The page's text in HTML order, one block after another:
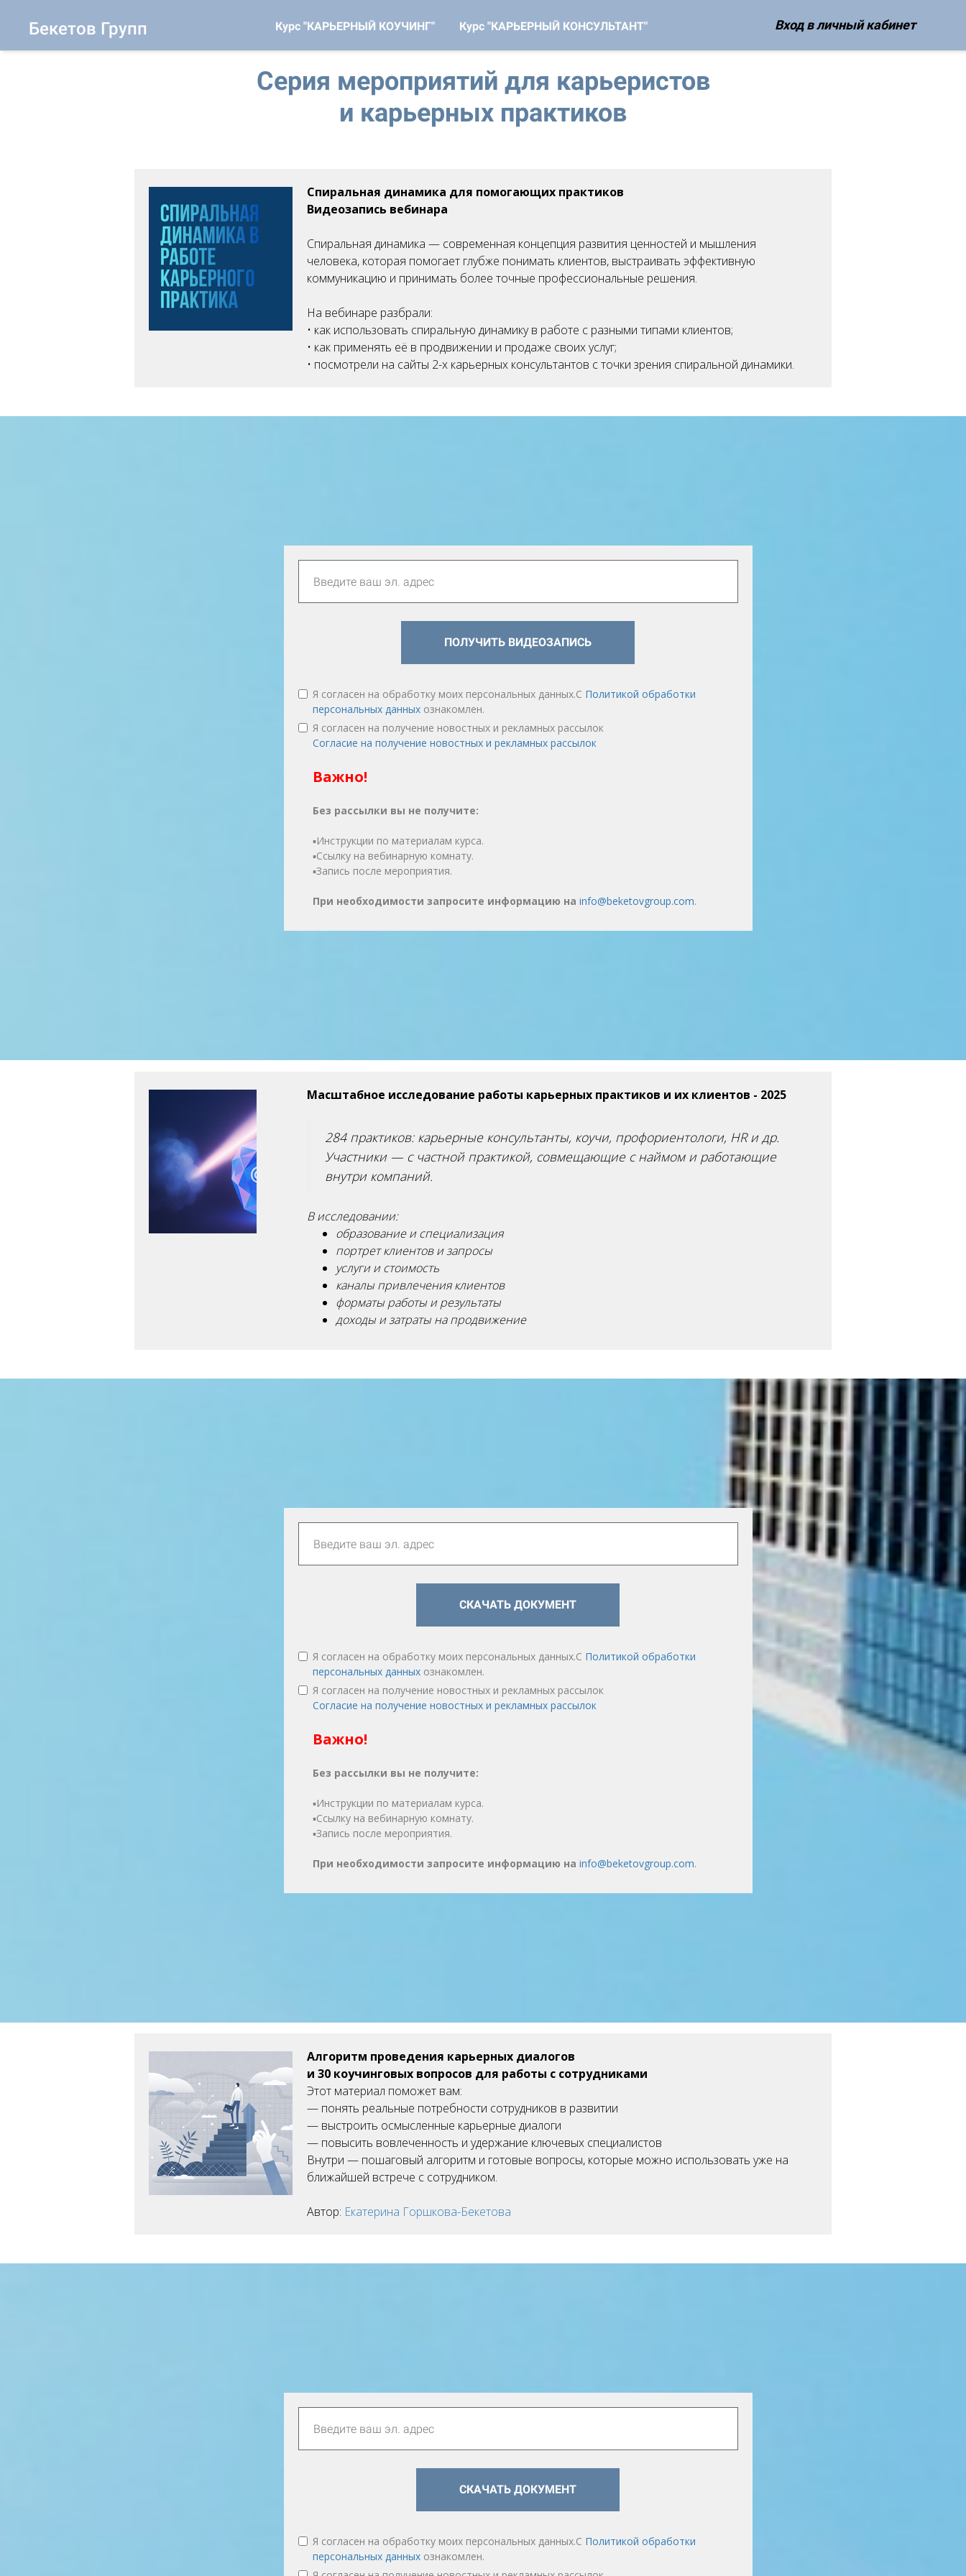
Бекетов Групп Курс "КАРЬЕРНЫЙ КОУЧИНГ" Курс "КАРЬЕРНЫЙ КОНСУЛЬТАНТ" Вход в личный кабинет
Серия мероприятий для карьеристов
и карьерных практиков
Спиральная динамика для помогающих практиков
Видеозапись вебинара
Спиральная динамика — современная концепция развития ценностей и мышления
человека, которая помогает глубже понимать клиентов, выстраивать эффективную
коммуникацию и принимать более точные профессиональные решения.
На вебинаре разбрали:
• как использовать спиральную динамику в работе с разными типами клиентов;
• как применять её в продвижении и продаже своих услуг;
• посмотрели на сайты 2-х карьерных консультантов с точки зрения спиральной динамики.
ПОЛУЧИТЬ ВИДЕОЗАПИСЬ
Я согласен на обработку моих персональных данных.С Политикой обработки
персональных данныхознакомлен.
Я согласен на получение новостных и рекламных рассылок
Согласие на получение новостных и рекламных рассылок
Важно!
Без рассылки вы не получите:
▪️Инструкции по материалам курса.
▪️Ссылку на вебинарную комнату.
▪️Запись после мероприятия.
При необходимости запросите информацию на info@beketovgroup.com.
Масштабное исследование работы карьерных практиков и их клиентов - 2025
284 практиков: карьерные консультанты, коучи, профориентологи, HR и др.
Участники — с частной практикой, совмещающие с наймом и работающие
внутри компаний.
В исследовании:
образование и специализация
портрет клиентов и запросы
услуги и стоимость
каналы привлечения клиентов
форматы работы и результаты
доходы и затраты на продвижение
СКАЧАТЬ ДОКУМЕНТ
Я согласен на обработку моих персональных данных.С Политикой обработки
персональных данныхознакомлен.
Я согласен на получение новостных и рекламных рассылок
Согласие на получение новостных и рекламных рассылок
Важно!
Без рассылки вы не получите:
▪️Инструкции по материалам курса.
▪️Ссылку на вебинарную комнату.
▪️Запись после мероприятия.
При необходимости запросите информацию на info@beketovgroup.com.
Алгоритм проведения карьерных диалогов
и 30 коучинговых вопросов для работы с сотрудниками
Этот материал поможет вам:
— понять реальные потребности сотрудников в развитии
— выстроить осмысленные карьерные диалоги
— повысить вовлеченность и удержание ключевых специалистов
Внутри — пошаговый алгоритм и готовые вопросы, которые можно использовать уже на
ближайшей встрече с сотрудником.
Автор: Екатерина Горшкова-Бекетова
СКАЧАТЬ ДОКУМЕНТ
Я согласен на обработку моих персональных данных.С Политикой обработки
персональных данныхознакомлен.